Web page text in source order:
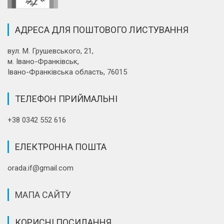
АДРЕСА ДЛЯ ПОШТОВОГО ЛИСТУВАННЯ
вул. М. Грушевського, 21,
м. Івано-Франківськ,
Івано-Франківська область, 76015
ТЕЛЕФОН ПРИЙМАЛЬНІ
+38 0342 552 616
ЕЛЕКТРОННА ПОШТА
orada.if@gmail.com
МАПА САЙТУ